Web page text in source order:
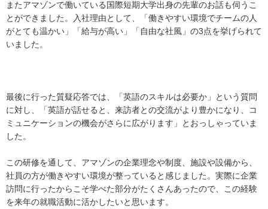
またアマゾンで働いている国際短期大学出身の先輩のお話も伺うこ
とができました。入社理由として、「働きやすい環境でチームの人
がとても温かい」「給与が高い」「自由な社風」の3点を挙げられて
いました。
最後に行った質疑応答では、「英語のスキルは必要か」という質問
に対し、「英語が話せると、来訪者との交流がより豊かになり、コ
ミュニケーションの機会がさらに広がります」とおっしゃっていま
した。
この研修を通して、アマゾンの企業理念や制度、施設や設備から、
社員の方が働きやすい環境が整っていると感じました。実際に企業
訪問に行ったからこそ学べた部分がたくさんあったので、この経験
を来年の就職活動に活かしたいと思います。